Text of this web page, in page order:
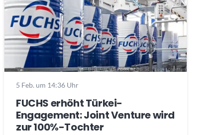
5 Feb. um 14:36 Uhr
FUCHS erhöht Türkei-
Engagement: Joint Venture wird
zur 100%-Tochter